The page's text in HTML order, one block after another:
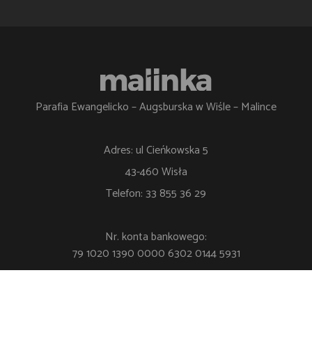
Parafia Ewangelicko – Augsburska w Wiśle – Malince
Adres: ul Cieńkowska 5
43-460 Wisła
Telefon: 33 855 36 29
Nr. konta bankowego:
79 1020 1390 0000 6302 0144 5931